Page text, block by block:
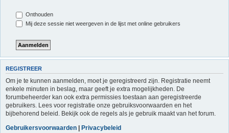
Onthouden
Mij deze sessie niet weergeven in de lijst met online gebruikers
REGISTREER
Om je te kunnen aanmelden, moet je geregistreerd zijn. Registratie neemt
enkele minuten in beslag, maar geeft je extra mogelijkheden. De
forumbeheerder kan ook extra permissies toestaan aan geregistreerde
gebruikers. Lees voor registratie onze gebruiksvoorwaarden en het
bijbehorend beleid. Bekijk ook de regels als je gebruik maakt van het forum.
Gebruikersvoorwaarden | Privacybeleid